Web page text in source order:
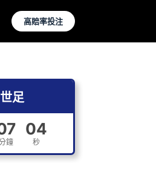
高賠率投注
足
鐘
04
秒